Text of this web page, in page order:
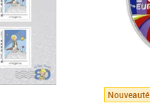
Nouveauté